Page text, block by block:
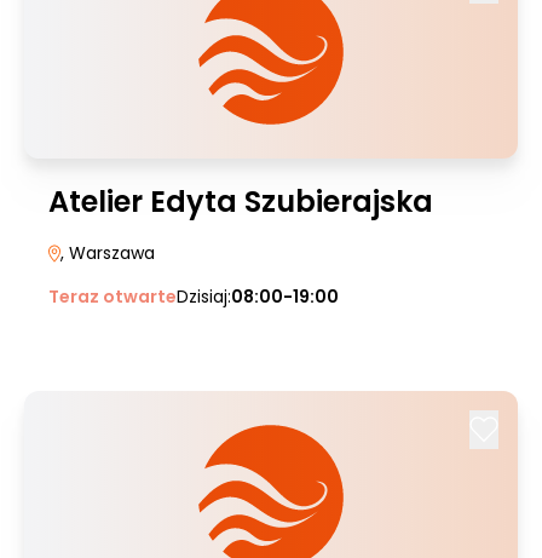
Atelier Edyta Szubierajska
, Warszawa
Teraz otwarteDzisiaj:08:00-19:00